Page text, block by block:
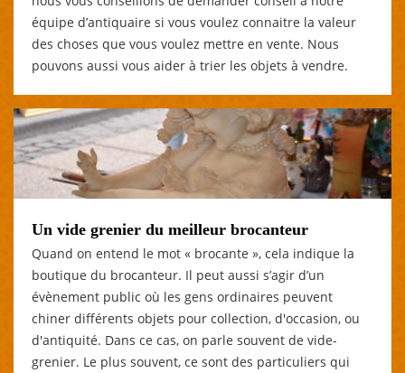
équipe d’antiquaire si vous voulez connaitre la valeur
des choses que vous voulez mettre en vente. Nous
pouvons aussi vous aider à trier les objets à vendre.
Un vide grenier du meilleur brocanteur
Quand on entend le mot « brocante », cela indique la
boutique du brocanteur. Il peut aussi s’agir d’un
évènement public où les gens ordinaires peuvent
chiner différents objets pour collection, d'occasion, ou
d'antiquité. Dans ce cas, on parle souvent de vide-
grenier. Le plus souvent, ce sont des particuliers qui